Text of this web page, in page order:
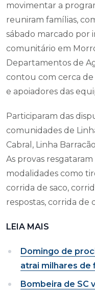
movimentar a
reuniram famílias,
sábado marcado por
comunitário em
Departamentos de
contou com cerca
e apoiadores das
Participaram das
comunidades de
Cabral, Linha
As provas
modalidades como
corrida de saco,
respostas, corrida de
LEIA MAIS
Domingo de
atrai milhares de
Bombeira de SC